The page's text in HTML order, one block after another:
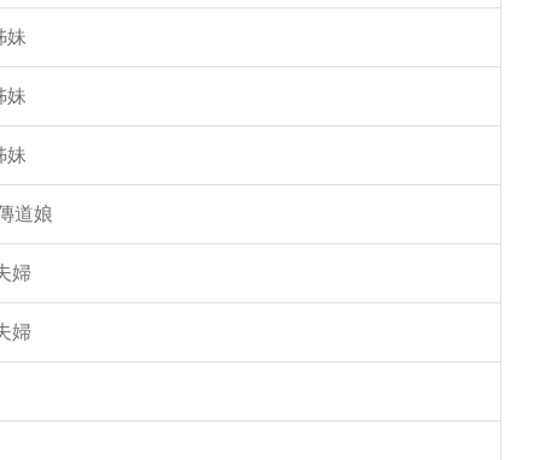
妹
妹
妹
道娘
婦
婦